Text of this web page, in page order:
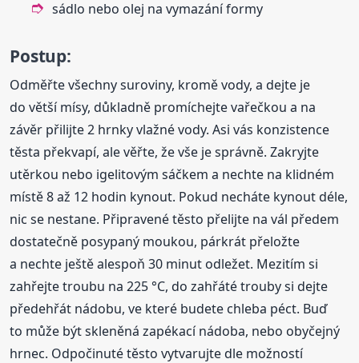
sádlo nebo olej na vymazání formy
Postup:
Odměřte všechny suroviny, kromě vody, a dejte je
do větší mísy, důkladně promíchejte vařečkou a na
závěr přilijte 2 hrnky vlažné vody. Asi vás konzistence
těsta překvapí, ale věřte, že vše je správně. Zakryjte
utěrkou nebo igelitovým sáčkem a nechte na klidném
místě 8 až 12 hodin kynout. Pokud necháte kynout déle,
nic se nestane. Připravené těsto přelijte na vál předem
dostatečně posypaný moukou, párkrát přeložte
a nechte ještě alespoň 30 minut odležet. Mezitím si
zahřejte troubu na 225 °C, do zahřáté trouby si dejte
předehřát nádobu, ve které budete chleba péct. Buď
to může být skleněná zapékací nádoba, nebo obyčejný
hrnec. Odpočinuté těsto vytvarujte dle možností